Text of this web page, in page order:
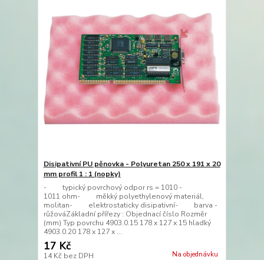
Disipativní PU pěnovka - Polyuretan 250 x 191 x 20
mm profil 1 : 1 (nopky)
- typický povrchový odpor rs = 1010 -
1011 ohm- měkký polyethylenový materiál,
molitan- elektrostaticky disipativní- barva -
růžováZákladní přířezy : Objednací číslo Rozměr
(mm) Typ povrchu 4903.0.15 178 x 127 x 15 hladký
4903.0.20 178 x 127 x ...
17 Kč
14 Kč bez DPH Na objednávku